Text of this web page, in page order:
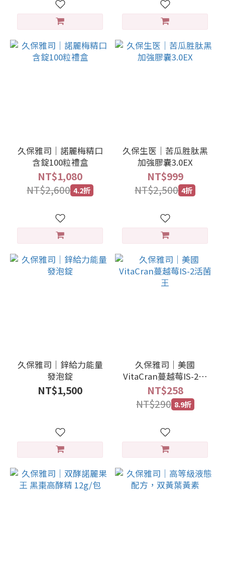
久保雅司｜諾麗梅精口
含錠100粒禮盒
NT$1,080
NT$2,600 4.2折
久保生医｜苦瓜胜肽黑
加強膠囊3.0EX
NT$999
NT$2,500 4折
久保雅司｜鋅給力能量
發泡錠
NT$1,500
久保雅司｜美國
VitaCran蔓越莓IS-2活
菌王
NT$258
NT$290 8.9折